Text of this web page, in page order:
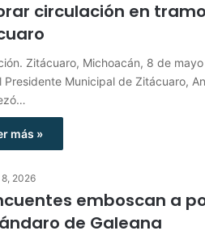
circulación en
Zitácuaro, Michoacán, 8 de
Presidente Municipal de Zitácuaro,
más »
2026
emboscan a
de Galeana